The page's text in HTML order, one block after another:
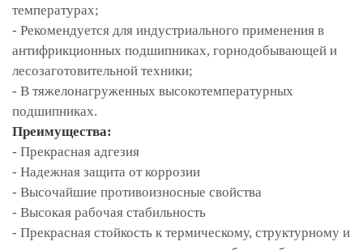
температурах;
- Рекомендуется для индустриального применения в
антифрикционных подшипниках, горнодобывающей и
лесозаготовительной техники;
- В тяжелонагруженных высокотемпературных
подшипниках.
Преимущества:
- Прекрасная адгезия
- Надежная защита от коррозии
- Высочайшие противоизносные свойства
- Высокая рабочая стабильность
- Прекрасная стойкость к термическому, структурному и